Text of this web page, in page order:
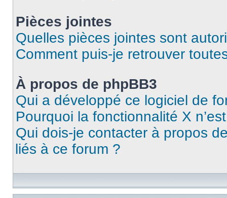
Pièces jointes
Quelles pièces jointes sont
Comment puis-je retrouver
À propos de phpBB3
Qui a développé ce logiciel de
Pourquoi la fonctionnalité X
Qui dois-je contacter à propos
liés à ce forum ?